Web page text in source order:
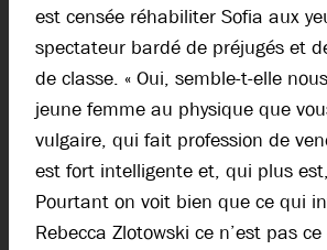
est censée réhabiliter Sofia aux
spectateur bardé de préjugés et
de classe. « Oui, semble-t-elle
jeune femme au physique que
vulgaire, qui fait profession de
est fort intelligente et, qui plus
Pourtant on voit bien que ce qui
Rebecca Zlotowski ce n’est pas